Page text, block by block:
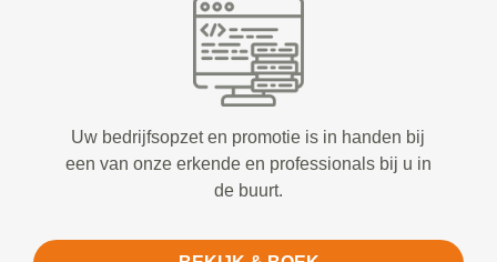
Uw bedrijfsopzet en promotie is in handen bij
een van onze erkende en professionals bij u in
de buurt.